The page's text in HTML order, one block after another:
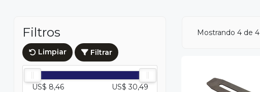
Filtros
Limpiar Filtrar
US$ 8,46 US$ 30,49
Mostrando 4 de 4